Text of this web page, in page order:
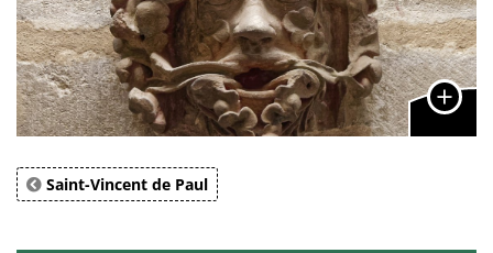
Saint-Vincent de Paul